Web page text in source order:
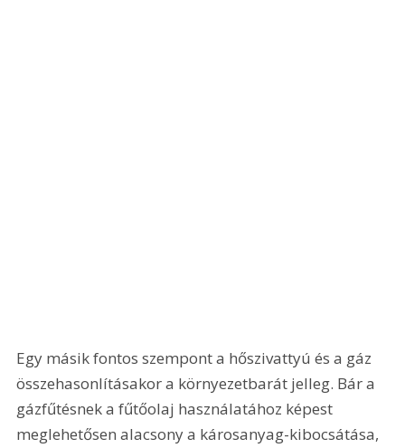
Egy másik fontos szempont a hőszivattyú és a gáz
összehasonlításakor a környezetbarát jelleg. Bár a
gázfűtésnek a fűtőolaj használatához képest
meglehetősen alacsony a károsanyag-kibocsátása,